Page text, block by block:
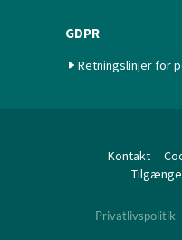
GDPR
Retningslinjer for
Kontakt
Privatlivspolitik